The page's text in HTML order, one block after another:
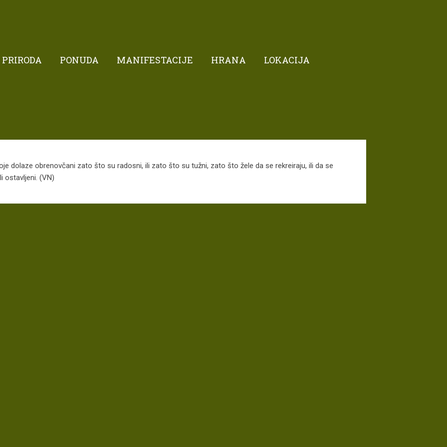
PRIRODA PONUDA MANIFESTACIJE HRANA LOKACIJA
dolaze obrenovčani zato što su radosni, ili zato što su tužni, zato što žele da se rekreiraju, ili da se
ostavljeni. (VN)